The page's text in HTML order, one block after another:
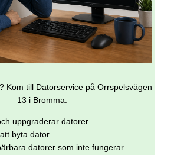
Kom till Datorservice på Orrspelsvägen
13 i Bromma.
uppgraderar datorer.
byta dator.
datorer som inte fungerar.